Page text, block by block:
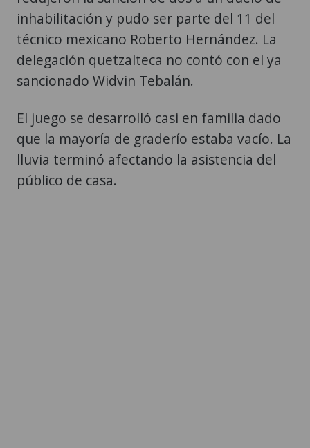
inhabilitación y pudo ser parte del 11 del
técnico mexicano Roberto Hernández. La
delegación quetzalteca no contó con el ya
sancionado Widvin Tebalán.
El juego se desarrolló casi en familia dado
que la mayoría de graderío estaba vacío. La
lluvia terminó afectando la asistencia del
público de casa.